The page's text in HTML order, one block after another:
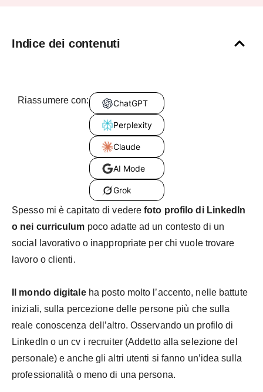
Indice dei contenuti
Riassumere con: ChatGPT
Perplexity
Claude
AI Mode
Grok
Spesso mi è capitato di vederefoto profilo di LinkedIn
o nei curriculum poco adatte ad un contesto di un
social lavorativo o inappropriate per chi vuole trovare
lavoro o clienti.
Il mondo digitaleha posto molto l’accento, nelle battute
iniziali, sulla percezione delle persone più che sulla
reale conoscenza dell’altro. Osservando un profilo di
LinkedIn o un cv i recruiter (Addetto alla selezione del
personale) e anche gli altri utenti si fanno un’idea sulla
professionalità o meno di una persona.